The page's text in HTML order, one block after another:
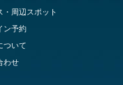
・周辺スポット
ン予約
ついて
わせ